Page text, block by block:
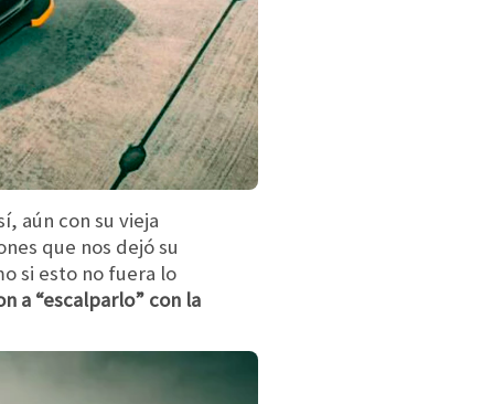
aún con su vieja
que nos dejó su
si esto no fuera lo
a “escalparlo” con la